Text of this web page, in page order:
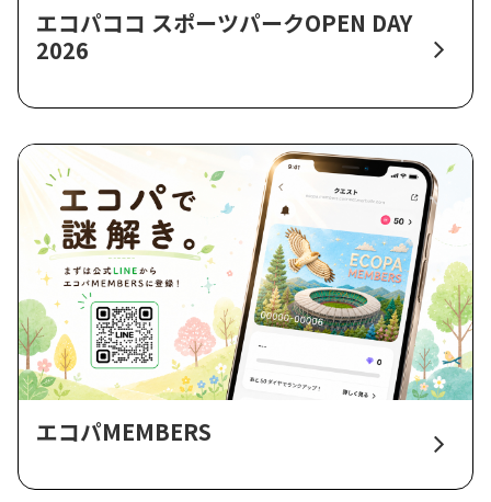
エコパココ スポーツパークOPEN DAY
2026
エコパMEMBERS